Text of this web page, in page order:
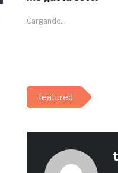
Cargando...
featured